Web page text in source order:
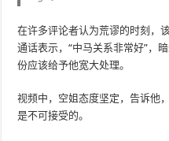
在许多评论者认为荒谬的时刻，
通话表示，“中马关系非常好”，
份应该给予他宽大处理。
视频中，空姐态度坚定，告诉他
是不可接受的。